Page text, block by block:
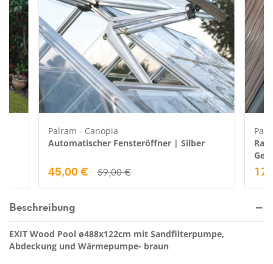
Palram - Canopia
Automatischer Fensteröffner | Silber
45,00 € 59,00 €
Beschreibung
EXIT Wood Pool ø488x122cm mit Sandfilterpumpe,
Abdeckung und Wärmepumpe- braun